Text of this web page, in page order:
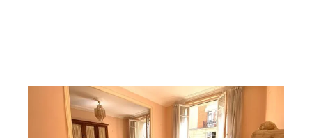
PARIS 75016
, 4 pièces
Ref : 11090